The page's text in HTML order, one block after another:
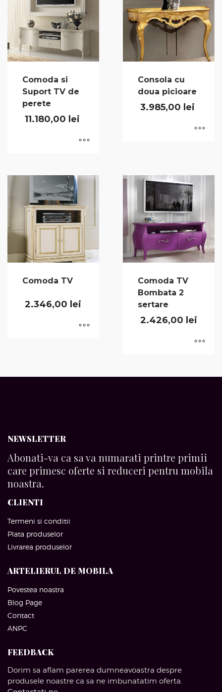
Comoda si
Suport TV de
perete
11.180,00 lei
Consola cu
doua picioare
3.985,00 lei
Comoda TV
2.346,00 lei
Comoda TV
Bombata 2
sertare
2.426,00 lei
NEWSLETTER
Abonati-va ca sa va numarati printre primii
care primesc oferte si reduceri pentru mobila
noastra.
CLIENTI
Termeni si conditii
Plata produselor
Livrarea produselor
ARTELIERUL DE MOBILA
Povestea noastra
Blog Page
Contact
ANPC
FEEDBACK
Dorim sa aflam parerea dumneavoastra despre
produsele noastre ca sa ne imbunatatim oferta.